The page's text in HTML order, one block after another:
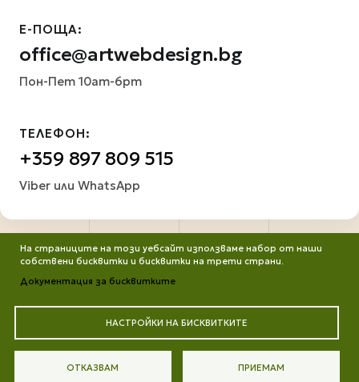
На страниците на този уебсайт използваме набор от наши
собствени бисквитки и бисквитки на трети страни.
Документация за бисквитките
НАСТРОЙКИ НА БИСКВИТКИТЕ
ОТКАЗВАМ ПРИЕМАМ
Е-ПОЩА:
office@artwebdesign.bg
Пон-Пет 10am-6pm
ТЕЛЕФОН:
+359 897 809 515
Viber или WhatsApp
Всички права запазени. Работим от ©2013 до днес
Портфолио
Защита на личните данни
Цени